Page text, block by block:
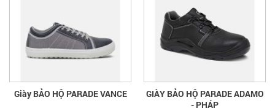
Giày BẢO HỘ PARADE VANCE
GIÀY BẢO HỘ PARADE ADAMO
- PHÁP